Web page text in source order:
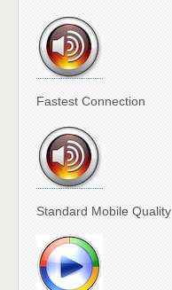
Fastest Connection
Standard Mobile Quality